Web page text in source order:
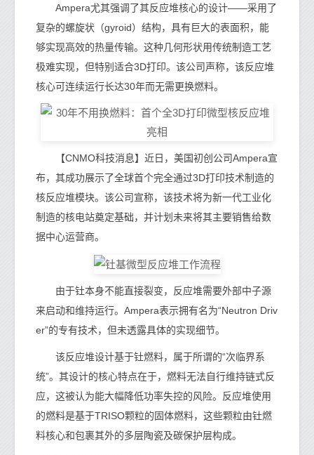
Ampera尤其强调了其反应堆核心的设计——采用了
复杂的螺旋状（gyroid）结构，具有巨大的表面积，能
够实现高效的热量传输。这种几何形状用传统制造工艺
极难实现，但特别适合3D打印。该公司声称，该反应堆
核心可连续运行长达30年而无需更换燃料。
【CNMO科技消息】近日，美国初创公司Ampera宣
布，其成功展示了全球首个完全通过3D打印技术制造的
核反应堆模块。该公司宣称，该技术将为新一代工业化
制造的核电站奠定基础，并计划未来将其主要销售给数
据中心运营商。
由于钍本身不能直接裂变，反应堆需要外部中子源
来启动和维持运行。Ampera表示拥有名为“Neutron Driv
er”的专有技术，但未透露具体的实现细节。
该反应堆设计基于钍燃料，属于所谓的“次临界系
统”。其设计的核心特点在于，燃料无法自行维持链式反
应，这被认为能大幅降低功率失控的风险。反应堆使用
的燃料是基于TRISO颗粒的固体燃料，这些颗粒由钍燃
料核心和包裹其外的多层陶瓷及碳保护层构成。